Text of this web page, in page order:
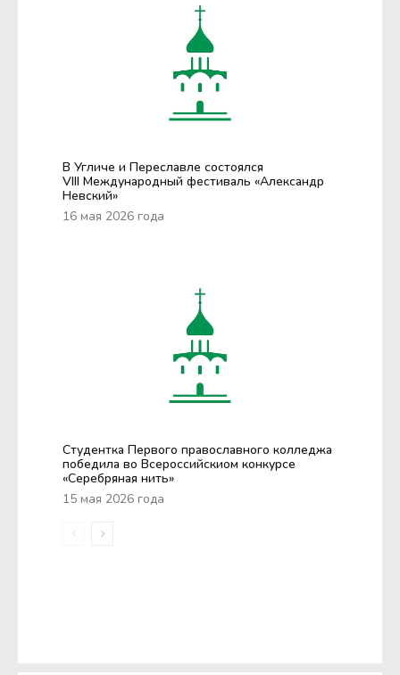
В Угличе и Переславле состоялся
VIII Международный фестиваль «Александр
Невский»
16 мая 2026 года
Студентка Первого православного колледжа
победила во Всероссийскиом конкурсе
«Серебряная нить»
15 мая 2026 года